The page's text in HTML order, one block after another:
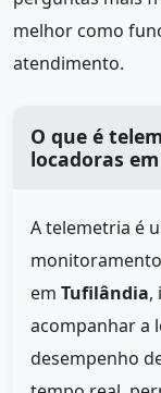
melhor como
atendimento.
O que é
locadoras
A telemetria é
em Tufilândia,
acompanhar a
desempenho